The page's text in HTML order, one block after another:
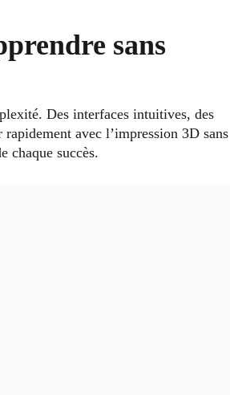
sans
Des interfaces intuitives, des
avec l’impression 3D sans
chaque succès.